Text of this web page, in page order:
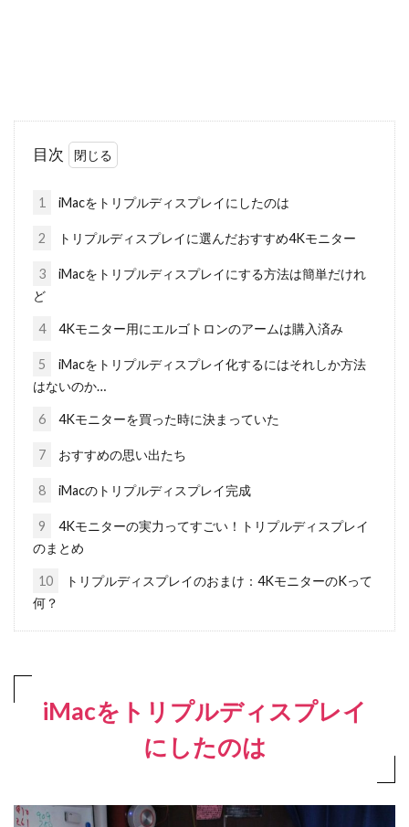
目次
1 iMacをトリプルディスプレイにしたのは
2 トリプルディスプレイに選んだおすすめ4Kモニター
3
iMacをトリプルディスプレイにする方法は簡単だけれ
ど
4 4Kモニター用にエルゴトロンのアームは購入済み
5
iMacをトリプルディスプレイ化するにはそれしか方法
はないのか…
6 4Kモニターを買った時に決まっていた
7 おすすめの思い出たち
8 iMacのトリプルディスプレイ完成
9
4Kモニターの実力ってすごい！トリプルディスプレイ
のまとめ
10
トリプルディスプレイのおまけ：4KモニターのKって
何？
iMacをトリプルディスプレイ
にしたのは